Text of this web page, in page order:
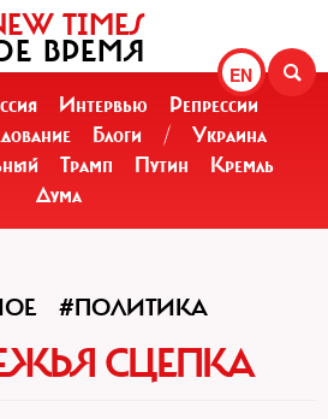
EN
TIMES
ВРЕМЯ
Интервью
Репрессии
Блоги /
Украина
Трамп Путин
Кремль
Дума
#ПОЛИТИКА
СЦЕПКА